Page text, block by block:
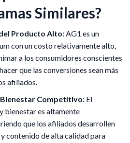
Similares?
Producto Alto:AG1 es un
con un costo relativamente alto,
a los consumidores conscientes
que las conversiones sean más
afiliados.
Bienestar Competitivo: El
bienestar es altamente
que los afiliados desarrollen
contenido de alta calidad para